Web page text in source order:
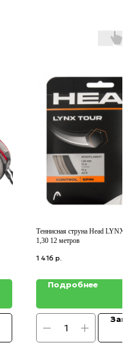
Теннисная струна Head LYNX
1,30 12 метров
1 416 р.
Подробнее